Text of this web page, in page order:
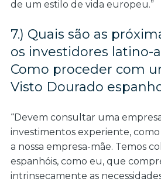
de um estilo de vida europeu.”
7.) Quais são as
os investidores latino-
Como proceder com
Visto Dourado
“Devem consultar uma
investimentos experiente,
a nossa empresa-mãe. Temos
espanhóis, como eu, que
intrinsecamente as